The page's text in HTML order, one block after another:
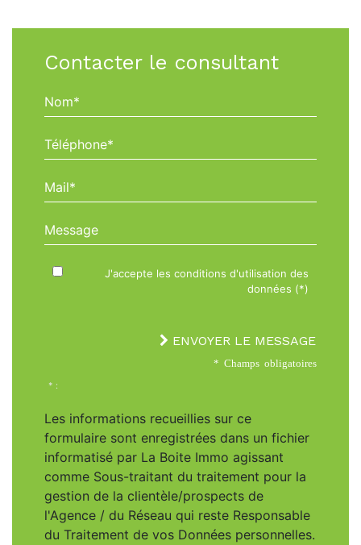
Contacter le consultant
Nom*
Téléphone*
Mail*
Message
J'accepte les conditions d'utilisation des
données (*)
ENVOYER LE MESSAGE
* Champs obligatoires
* :
Les informations recueillies sur ce
formulaire sont enregistrées dans un fichier
informatisé par La Boite Immo agissant
comme Sous-traitant du traitement pour la
gestion de la clientèle/prospects de
l'Agence / du Réseau qui reste Responsable
du Traitement de vos Données personnelles.